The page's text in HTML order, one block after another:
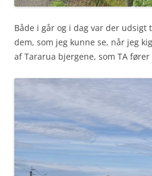
Både i går og i dag var der udsigt
dem, som jeg kunne se, når jeg
af Tararua bjergene, som TA fører